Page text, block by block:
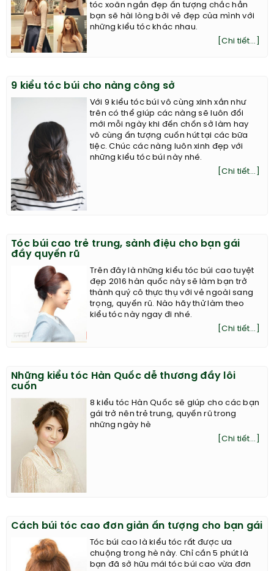
tóc xoăn ngắn đẹp ấn tượng chắc hẳn
bạn sẽ hài lòng bởi vẻ đẹp của mình với
những kiểu tóc khác nhau.
[Chi tiết...]
9 kiểu tóc búi cho nàng công sở
Với 9 kiểu tóc búi vô cùng xinh xắn như
trên có thể giúp các nàng sẽ luôn đổi
mới mỗi ngày khi đến chốn sở làm hay
vô cùng ấn tượng cuốn hút tại các bữa
tiệc. Chúc các nàng luôn xinh đẹp với
những kiểu tóc búi này nhé.
[Chi tiết...]
Tóc búi cao trẻ trung, sành điệu cho bạn gái
đầy quyến rũ
Trên đây là những kiểu tóc búi cao tuyệt
đẹp 2016 hàn quốc này sẽ làm bạn trở
thành quý cô thực thụ với vẻ ngoài sang
trọng, quyến rũ. Nào hãy thử làm theo
kiểu tóc này ngay đi nhé.
[Chi tiết...]
Những kiểu tóc Hàn Quốc dễ thương đầy lôi
cuốn
8 kiểu tóc Hàn Quốc sẽ giúp cho các bạn
gái trở nên trẻ trung, quyến rũ trong
những ngày hè
[Chi tiết...]
Cách búi tóc cao đơn giản ấn tượng cho bạn gái
Tóc búi cao là kiểu tóc rất được ưa
chuộng trong hè này. Chỉ cần 5 phút là
bạn đã sở hữu mái tóc búi cao vừa đơn